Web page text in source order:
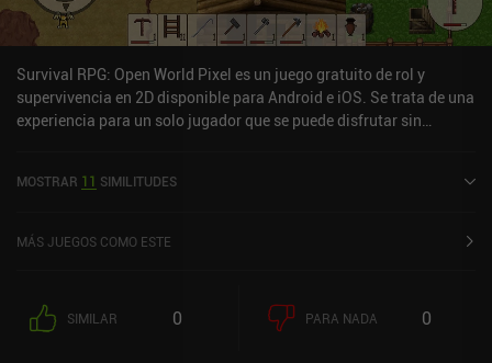
también está disponible a través de Google Play Pass. A pesar de
sus peculiaridades, ofrece una experiencia de RPG de
supervivencia genuinamente divertida y accesible para los
aficionados al diseño clásico.
Survival RPG: Open World Pixel es un juego gratuito de rol y
supervivencia en 2D disponible para Android e iOS. Se trata de una
experiencia para un solo jugador que se puede disfrutar sin
5,0 en Google Play y de 4,5 sobre 5,0 en la App Store de iOS.
MOSTRAR 11 SIMILITUDES
MÁS JUEGOS COMO ESTE
SIMILAR 0 PARA NADA 0